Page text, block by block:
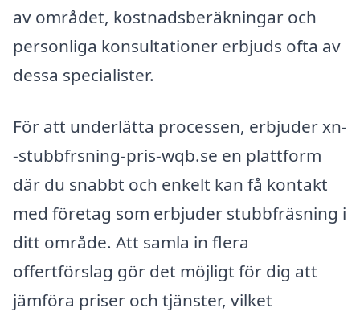
av området, kostnadsberäkningar och
personliga konsultationer erbjuds ofta av
dessa specialister.
För att underlätta processen, erbjuder xn-
-stubbfrsning-pris-wqb.se en plattform
där du snabbt och enkelt kan få kontakt
med företag som erbjuder stubbfräsning i
ditt område. Att samla in flera
offertförslag gör det möjligt för dig att
jämföra priser och tjänster, vilket